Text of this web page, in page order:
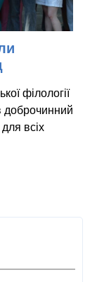
філології
доброчинний
всіх